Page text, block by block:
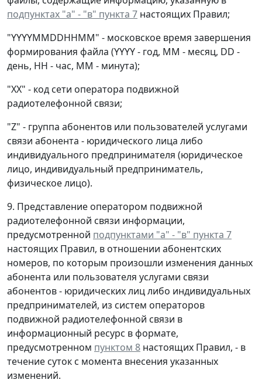
подпунктах "а" - "в" пункта 7 настоящих Правил;
"YYYYMMDDHHMM" - московское время завершения
формирования файла (YYYY - год, ММ - месяц, DD -
день, НН - час, ММ - минута);
"XX" - код сети оператора подвижной
радиотелефонной связи;
"Z" - группа абонентов или пользователей услугами
связи абонента - юридического лица либо
индивидуального предпринимателя (юридическое
лицо, индивидуальный предприниматель,
физическое лицо).
9. Представление оператором подвижной
радиотелефонной связи информации,
предусмотренной подпунктами "а" - "в" пункта 7
настоящих Правил, в отношении абонентских
номеров, по которым произошли изменения данных
абонента или пользователя услугами связи
абонентов - юридических лиц либо индивидуальных
предпринимателей, из систем операторов
подвижной радиотелефонной связи в
информационный ресурс в формате,
предусмотренном пунктом 8 настоящих Правил, - в
течение суток с момента внесения указанных
изменений.